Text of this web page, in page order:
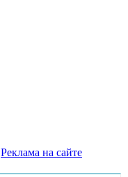
Реклама на сайте